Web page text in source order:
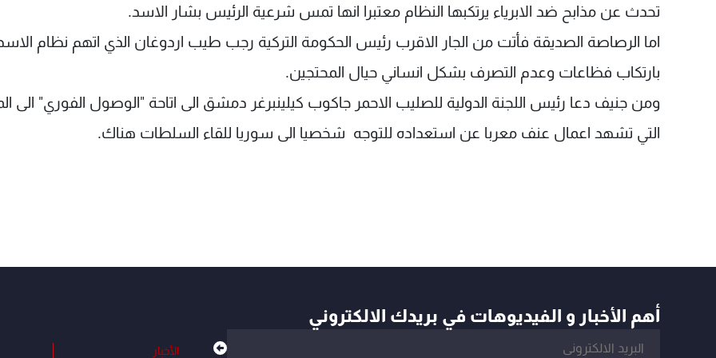
تحدث عن مذابح ضد الابرياء يرتكبها النظام معتبرا انها تمس شرعية الرئيس بشار الاسد.
اما الرصاصة الصديقة فأتت من الجار الاقرب رئيس الحكومة التركية رجب طيب اردوغان الذي اتهم نظام
بارتكاب فظاعات وعدم التصرف بشكل انساني حيال المحتجين.
ومن جنيف دعا رئيس اللجنة الدولية للصليب الاحمر جاكوب كيلينبرغر دمشق الى اتاحة "الوصول الفوري" الى
التي تشهد اعمال عنف معربا عن استعداده للتوجه شخصيا الى سوريا للقاء السلطات هناك.
أهم الأخبار و الفيديوهات في بريدك الالكتروني
الأخبار